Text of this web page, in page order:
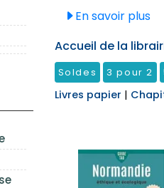
En savoir plus
Accueil de la
Soldes 3 pour 2
Livres papier |